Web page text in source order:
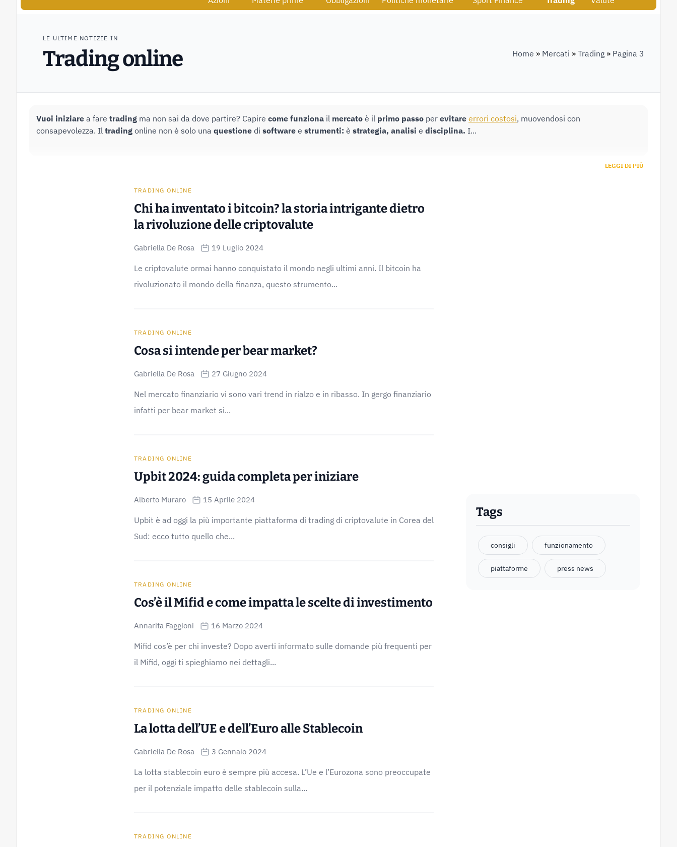
LE ULTIME NOTIZIE IN
Trading online Home » Mercati » Trading » Pagina 3
Vuoi iniziare a fare trading ma non sai da dove partire? Capire come funziona il mercato è il primo passo per evitare errori costosi, muovendosi con
consapevolezza. Il trading online non è solo una questione di software e strumenti: è strategia, analisi e disciplina. I...
LEGGI DI PIÙ
TRADING ONLINE
Chi ha inventato i bitcoin? la storia intrigante dietro
la rivoluzione delle criptovalute
Gabriella De Rosa 19 Luglio 2024
Le criptovalute ormai hanno conquistato il mondo negli ultimi anni. Il bitcoin ha
rivoluzionato il mondo della finanza, questo strumento...
TRADING ONLINE
Cosa si intende per bear market?
Gabriella De Rosa 27 Giugno 2024
Nel mercato finanziario vi sono vari trend in rialzo e in ribasso. In gergo finanziario
infatti per bear market si...
TRADING ONLINE
Upbit 2024: guida completa per iniziare
Alberto Muraro 15 Aprile 2024
Upbit è ad oggi la più importante piattaforma di trading di criptovalute in Corea del
Sud: ecco tutto quello che...
TRADING ONLINE
Cos’è il Mifid e come impatta le scelte di investimento
Annarita Faggioni 16 Marzo 2024
Mifid cos’è per chi investe? Dopo averti informato sulle domande più frequenti per
il Mifid, oggi ti spieghiamo nei dettagli...
TRADING ONLINE
La lotta dell’UE e dell’Euro alle Stablecoin
Gabriella De Rosa 3 Gennaio 2024
La lotta stablecoin euro è sempre più accesa. L’Ue e l’Eurozona sono preoccupate
per il potenziale impatto delle stablecoin sulla...
TRADING ONLINE
Tags
consigli funzionamento
piattaforme press news